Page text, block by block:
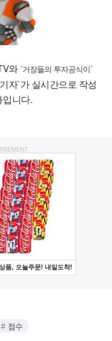
와 `거장들의 투자공식이`
자`가 실시간으로 작성
입니다.
점수